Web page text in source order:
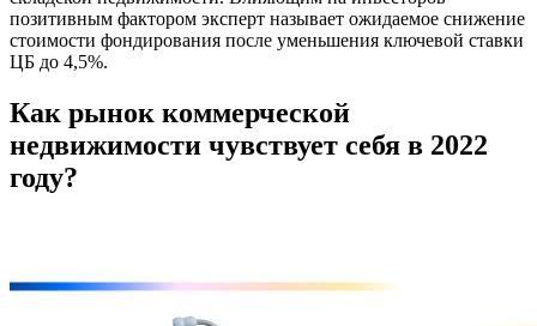
позитивным фактором эксперт называет ожидаемое снижение
стоимости фондирования после уменьшения ключевой ставки
ЦБ до 4,5%.
Как рынок коммерческой
недвижимости чувствует себя в 2022
году?